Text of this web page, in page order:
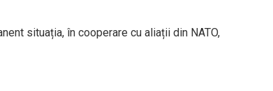
situația, în cooperare cu aliații din NATO,